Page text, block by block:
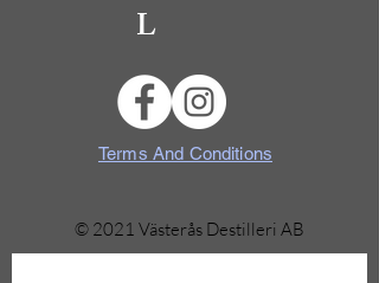
L
Terms And Conditions
© 2021 Västerås Destilleri AB